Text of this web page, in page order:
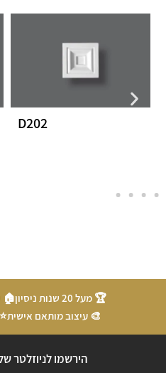
D202
🏆 מעל 20 שנות ניסיון
🏠 1,000 מ"ר אולם תצוגה
🎨 עיצוב מותאם אישית
הירשמו לניוזלטר